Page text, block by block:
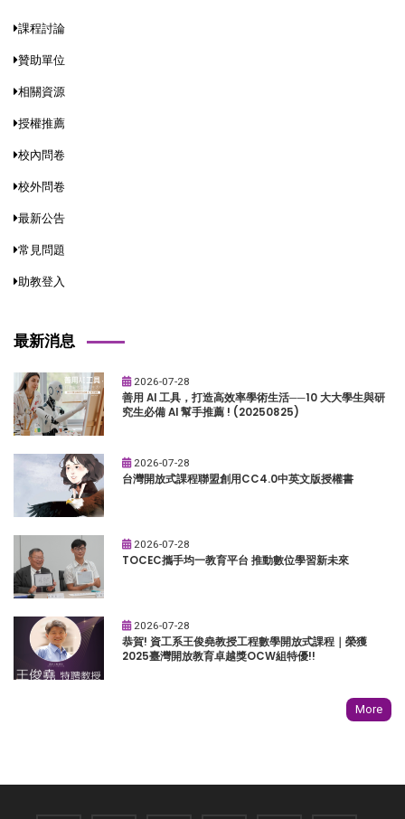
課程討論
贊助單位
相關資源
授權推薦
校內問卷
校外問卷
最新公告
常見問題
助教登入
最新消息
2026-07-28
善用 AI 工具，打造高效率學術生活──10 大大學生與研
究生必備 AI 幫手推薦 ! (20250825)
2026-07-28
台灣開放式課程聯盟創用CC4.0中英文版授權書
2026-07-28
TOCEC攜手均一教育平台 推動數位學習新未來
2026-07-28
恭賀! 資工系王俊堯教授工程數學開放式課程｜榮獲
2025臺灣開放教育卓越獎OCW組特優!!
More